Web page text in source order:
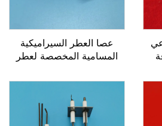
عصا العطر السيراميكية
المسامية المخصصة لعطر